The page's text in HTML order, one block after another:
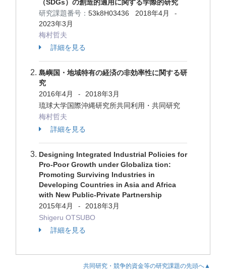
（SDGs）の創造的適用に関する学際的研究
研究課題番号： 53k8H03436 2018年4月 -
2023年3月
梅村哲夫
詳細を見る
島嶼国・地域特有の経済の非効率性に関する研
究
2016年4月
-
2018年3月
琉球大学国際沖縄研究所共同利用・共同研究
梅村哲夫
詳細を見る
Designing Integrated Industrial Policies for
Pro-Poor Growth under Globaliza tion:
Promoting Surviving Industries in
Developing Countries in Asia and Africa
with New Public-Private Partnership
2015年4月
-
2018年3月
Shigeru OTSUBO
詳細を見る
共同研究・競争的資金等の研究課題の先頭へ▲